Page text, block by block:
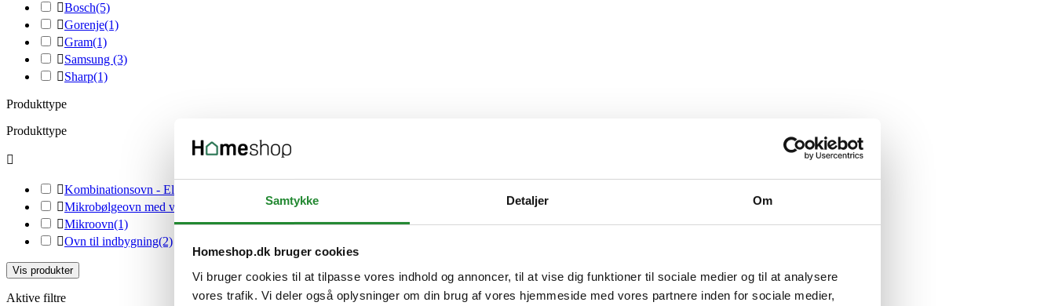
Samtykke Detaljer Om
Homeshop.dk bruger cookies
Vi bruger cookies til at tilpasse vores indhold og annoncer, til at vise dig funktioner til sociale medier og til at analysere
vores trafik. Vi deler også oplysninger om din brug af vores hjemmeside med vores partnere inden for sociale medier,
Bosch(5)
Gorenje(1)
Gram(1)
Samsung (3)
Sharp(1)
Produkttype
Produkttype

Kombinationsovn - Elektrisk
Mikrobølgeovn med varmeledning og grill(1)
Mikroovn(1)
Ovn til indbygning(2)
Vis produkter
Aktive filtre